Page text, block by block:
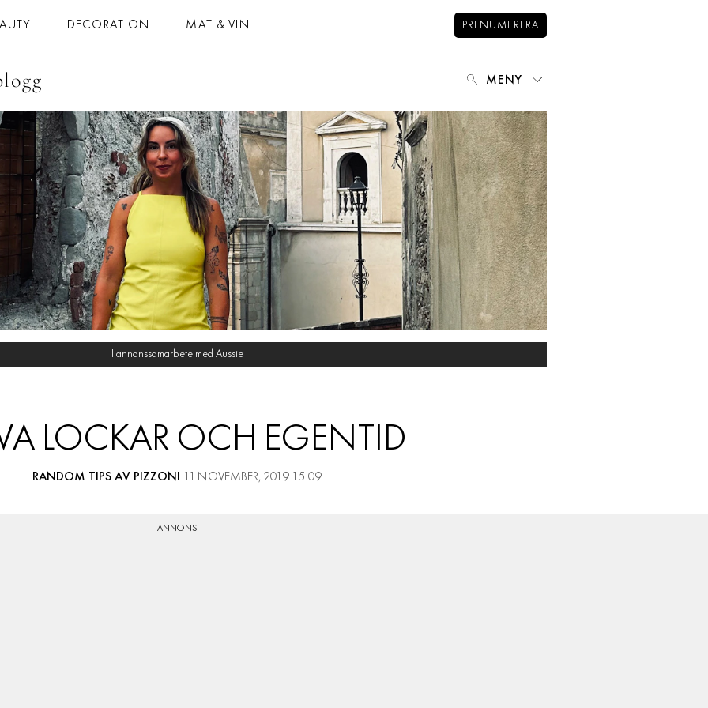
DECORATION MAT & VIN PRENUMERERA
& VIN
MAT
DRYCK
BAKNING
VEGETARISKT
RECEPT
– DAGENS
– MÅNADENS
– ÅRETS
ELLE-GALAN
NÖJE
LIFESTYLE
HÄLSA
RESOR
BALANS
KIDS
KONTAKT
OM OSS
OM COOKIES
HANTERA PREFERENSER
MENY
I annonssamarbete med Aussie
LOCKAR OCH EGENTID
RANDOM TIPS AV PIZZONI 11 NOVEMBER, 2019 15:09